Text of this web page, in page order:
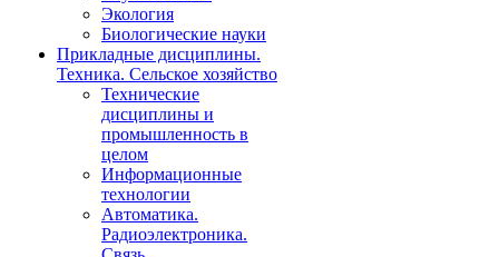
Экология
Биологические науки
Прикладные дисциплины.
Техника. Сельское хозяйство
Технические
дисциплины и
промышленность в
целом
Информационные
технологии
Автоматика.
Радиоэлектроника.